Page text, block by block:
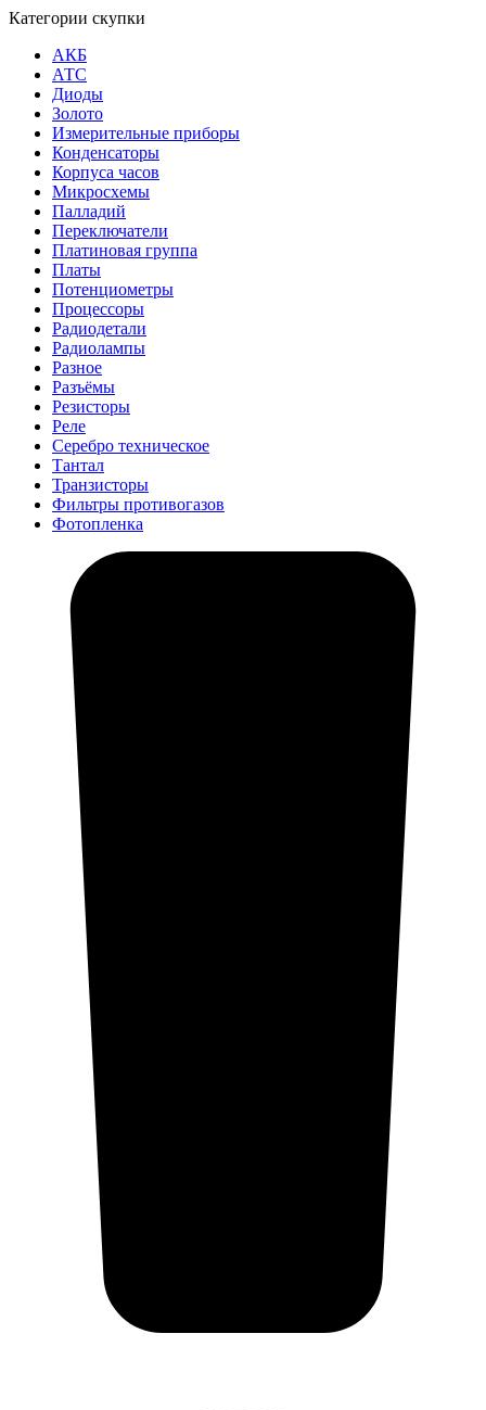
Категории скупки
АКБ
АТС
Диоды
Золото
Измерительные приборы
Конденсаторы
Корпуса часов
Микросхемы
Палладий
Переключатели
Платиновая группа
Платы
Потенциометры
Процессоры
Радиодетали
Радиолампы
Разное
Разъёмы
Резисторы
Реле
Серебро техническое
Тантал
Транзисторы
Фильтры противогазов
Фотопленка